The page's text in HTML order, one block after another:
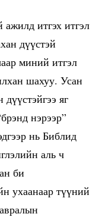
итгэх итгэл
дүүстэй
миний итгэл
шахуу. Усан
яг
нэрээр”
нь Библид
аль ч
би
ухаанаар түүний